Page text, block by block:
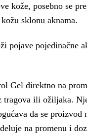
kože, posebno se
sklonu aknama.
pojave pojedinačne
Gel direktno na
tragova ili ožiljaka.
da se proizvod
na promenu i